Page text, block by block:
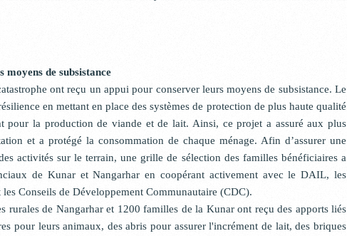
de subsistance
ont reçu un appui pour conserver leurs moyens de subsistance. Le
en mettant en place des systèmes de protection de plus haute qualité
pour la production de viande et de lait. Ainsi, ce projet a assuré aux plus
et a protégé la consommation de chaque ménage. Afin d’assurer une
activités sur le terrain, une grille de sélection des familles bénéficiaires a
de Kunar et Nangarhar en coopérant activement avec le DAIL, les
Conseils de Développement Communautaire (CDC).
rurales de Nangarhar et 1200 familles de la Kunar ont reçu des apports liés
pour leurs animaux, des abris pour assurer l'incrément de lait, des briques